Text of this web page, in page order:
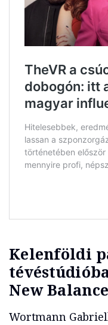
Kelenföldi
New
Wortmann